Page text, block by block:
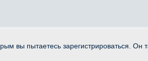
вы пытаетесь зарегистрироваться. Он